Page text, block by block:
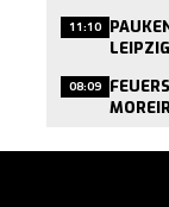
11:10
08:09